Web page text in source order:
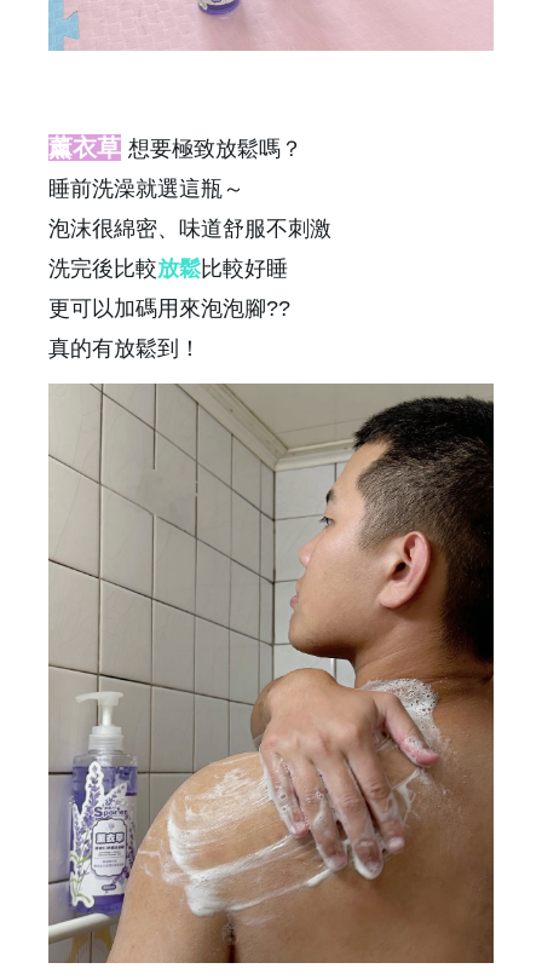
薰衣草 想要極致放鬆嗎？
睡前洗澡就選這瓶～
泡沫很綿密、味道舒服不刺激
洗完後比較放鬆比較好睡
更可以加碼用來泡泡腳??
真的有放鬆到！